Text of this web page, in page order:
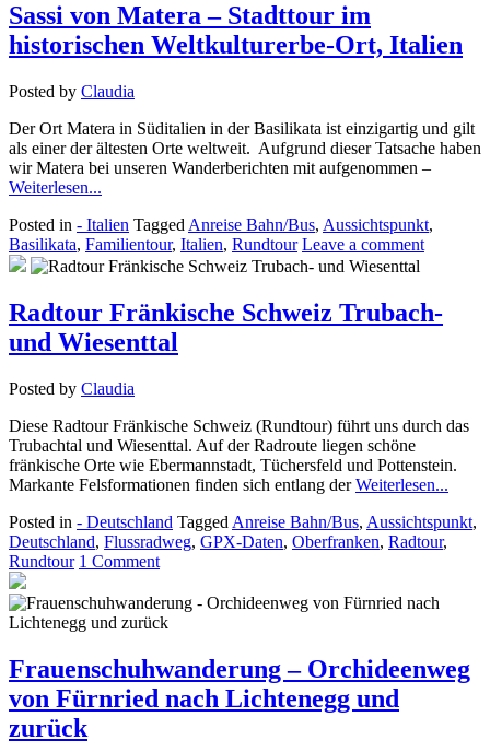
Sassi von Matera – Stadttour im
historischen Weltkulturerbe-Ort, Italien
Posted by Claudia
Der Ort Matera in Süditalien in der Basilikata ist einzigartig und gilt
als einer der ältesten Orte weltweit. Aufgrund dieser Tatsache haben
wir Matera bei unseren Wanderberichten mit aufgenommen –
Weiterlesen...
Posted in - Italien Tagged Anreise Bahn/Bus, Aussichtspunkt,
Basilikata, Familientour, Italien, Rundtour Leave a comment
Radtour Fränkische Schweiz Trubach-
und Wiesenttal
Posted by Claudia
Diese Radtour Fränkische Schweiz (Rundtour) führt uns durch das
Trubachtal und Wiesenttal. Auf der Radroute liegen schöne
fränkische Orte wie Ebermannstadt, Tüchersfeld und Pottenstein.
Markante Felsformationen finden sich entlang derWeiterlesen...
Posted in - Deutschland Tagged Anreise Bahn/Bus, Aussichtspunkt,
Deutschland, Flussradweg, GPX-Daten, Oberfranken, Radtour,
Rundtour 1 Comment
Frauenschuhwanderung – Orchideenweg
von Fürnried nach Lichtenegg und
zurück